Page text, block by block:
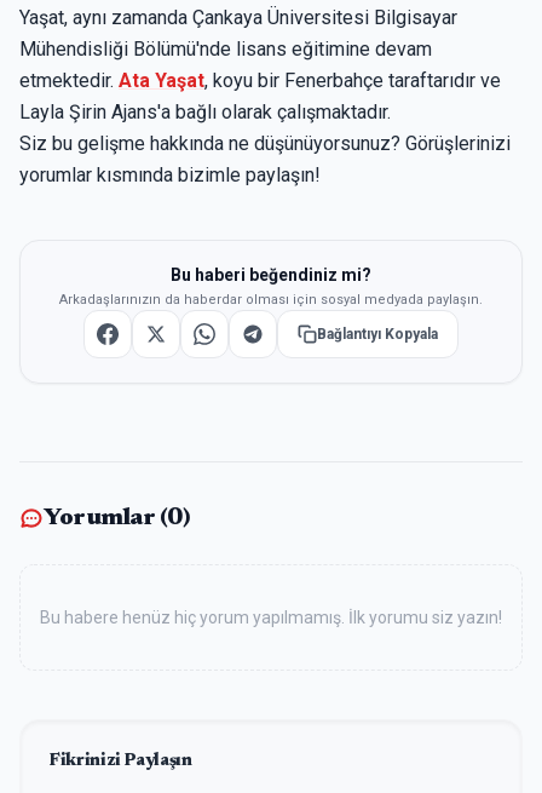
Yaşat, aynı zamanda Çankaya Üniversitesi Bilgisayar
Mühendisliği Bölümü'nde lisans eğitimine devam
etmektedir. Ata Yaşat, koyu bir Fenerbahçe taraftarıdır ve
Layla Şirin Ajans'a bağlı olarak çalışmaktadır.
Siz bu gelişme hakkında ne düşünüyorsunuz? Görüşlerinizi
yorumlar kısmında bizimle paylaşın!
Bu haberi beğendiniz mi?
Arkadaşlarınızın da haberdar olması için sosyal medyada paylaşın.
Bağlantıyı Kopyala
Yorumlar (0)
Bu habere henüz hiç yorum yapılmamış. İlk yorumu siz yazın!
Fikrinizi Paylaşın